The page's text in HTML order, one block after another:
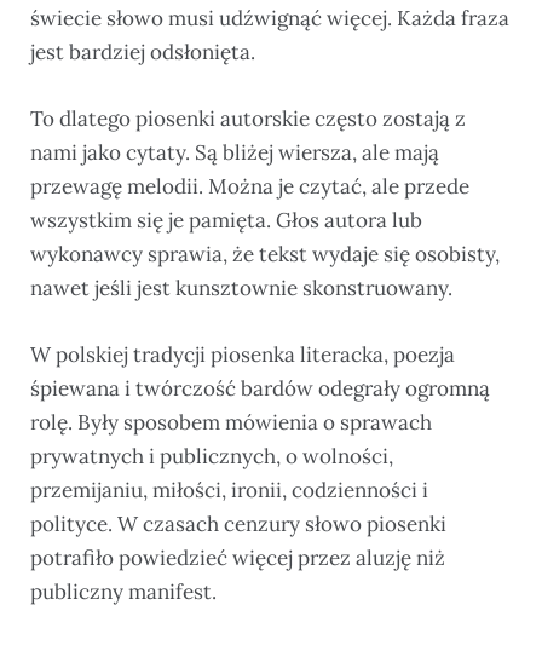
świecie słowo musi udźwignąć więcej. Każda fraza
jest bardziej odsłonięta.
To dlatego piosenki autorskie często zostają z
nami jako cytaty. Są bliżej wiersza, ale mają
przewagę melodii. Można je czytać, ale przede
wszystkim się je pamięta. Głos autora lub
wykonawcy sprawia, że tekst wydaje się osobisty,
nawet jeśli jest kunsztownie skonstruowany.
W polskiej tradycji piosenka literacka, poezja
śpiewana i twórczość bardów odegrały ogromną
rolę. Były sposobem mówienia o sprawach
prywatnych i publicznych, o wolności,
przemijaniu, miłości, ironii, codzienności i
polityce. W czasach cenzury słowo piosenki
potrafiło powiedzieć więcej przez aluzję niż
publiczny manifest.